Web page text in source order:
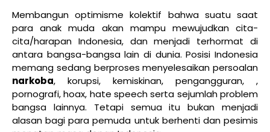
Membangun optimisme kolektif bahwa suatu saat
para anak muda akan mampu mewujudkan cita-
cita/harapan Indonesia, dan menjadi terhormat di
antara bangsa-bangsa lain di dunia. Posisi Indonesia
memang sedang berproses menyelesaikan persoalan
narkoba, korupsi, kemiskinan, pengangguran, ,
pornografi, hoax, hate speech serta sejumlah problem
bangsa lainnya. Tetapi semua itu bukan menjadi
alasan bagi para pemuda untuk berhenti dan pesimis